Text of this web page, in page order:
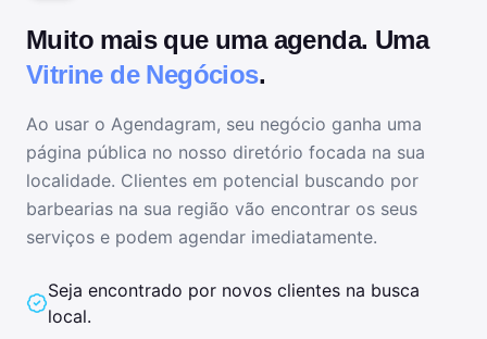
Muito mais que uma agenda. Uma
Vitrine de Negócios.
Ao usar o Agendagram, seu negócio ganha uma
página pública no nosso diretório focada na sua
localidade. Clientes em potencial buscando por
barbearias na sua região vão encontrar os seus
serviços e podem agendar imediatamente.
Seja encontrado por novos clientes na busca
local.